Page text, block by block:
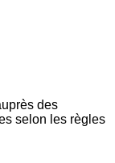
des
selon les règles